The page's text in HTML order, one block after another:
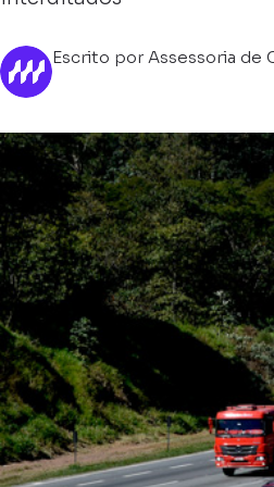
Escrito por Assessoria de